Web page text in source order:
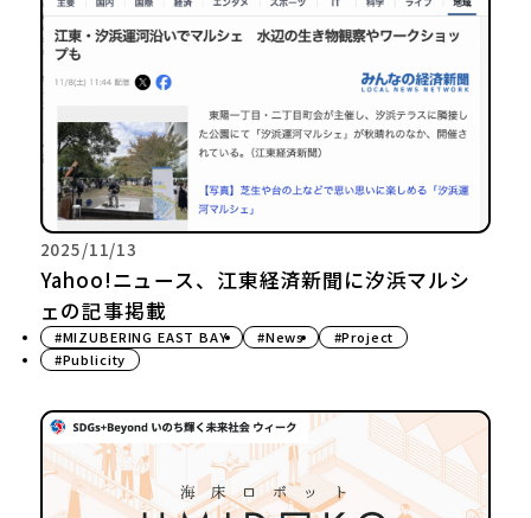
2025/11/13
Yahoo!ニュース、江東経済新聞に汐浜マルシ
ェの記事掲載
#MIZUBERING EAST BAY #News
#Project
#Publicity